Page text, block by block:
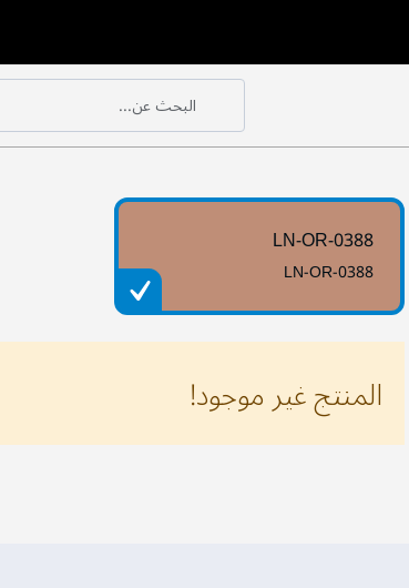
بحث
البحث عن...
بحث
LN-OR-0388
LN-OR-0388
المنتج غير موجود!